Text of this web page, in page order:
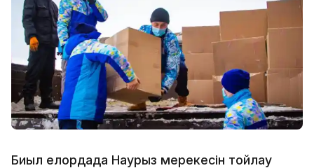
Биыл елордада Наурыз мерекесін тойлау